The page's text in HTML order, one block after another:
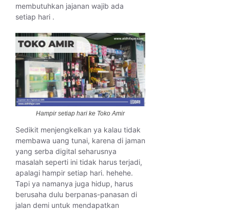
membutuhkan jajanan wajib ada
setiap hari .
Hampir setiap hari ke Toko Amir
Sedikit menjengkelkan ya kalau tidak
membawa uang tunai, karena di jaman
yang serba digital seharusnya
masalah seperti ini tidak harus terjadi,
apalagi hampir setiap hari. hehehe.
Tapi ya namanya juga hidup, harus
berusaha dulu berpanas-panasan di
jalan demi untuk mendapatkan